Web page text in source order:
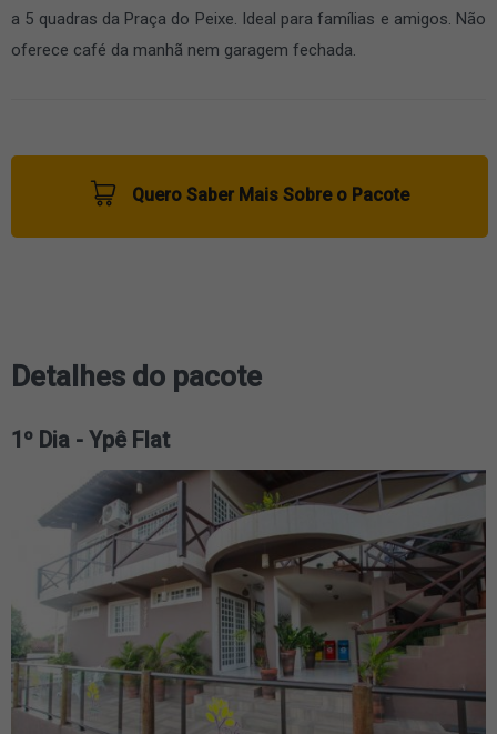
a 5 quadras da Praça do Peixe. Ideal para famílias e amigos. Não
oferece café da manhã nem garagem fechada.
Quero Saber Mais Sobre o Pacote
Detalhes do pacote
1º Dia - Ypê Flat